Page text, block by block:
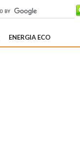
ENERGIA ECO